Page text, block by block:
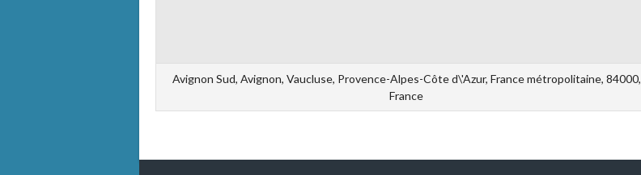
Avignon Sud, Avignon, Vaucluse, Provence-Alpes-Côte d\'Azur, France métropolitaine, 84000,
France